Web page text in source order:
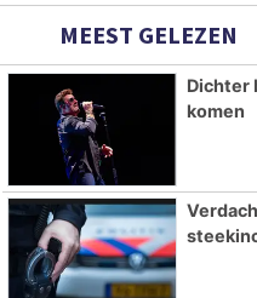
MEEST GELEZEN
Dichter
komen